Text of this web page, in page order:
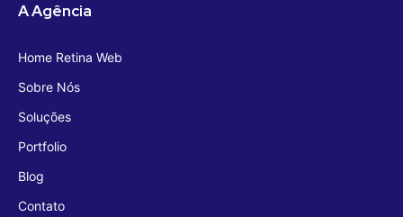
A Agência
Home Retina Web
Sobre Nós
Soluções
Portfolio
Blog
Contato